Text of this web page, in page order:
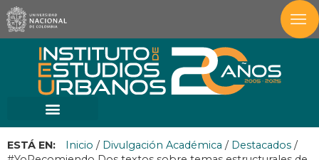
ESTÁ EN: Inicio / Divulgación Académica / Destacados /